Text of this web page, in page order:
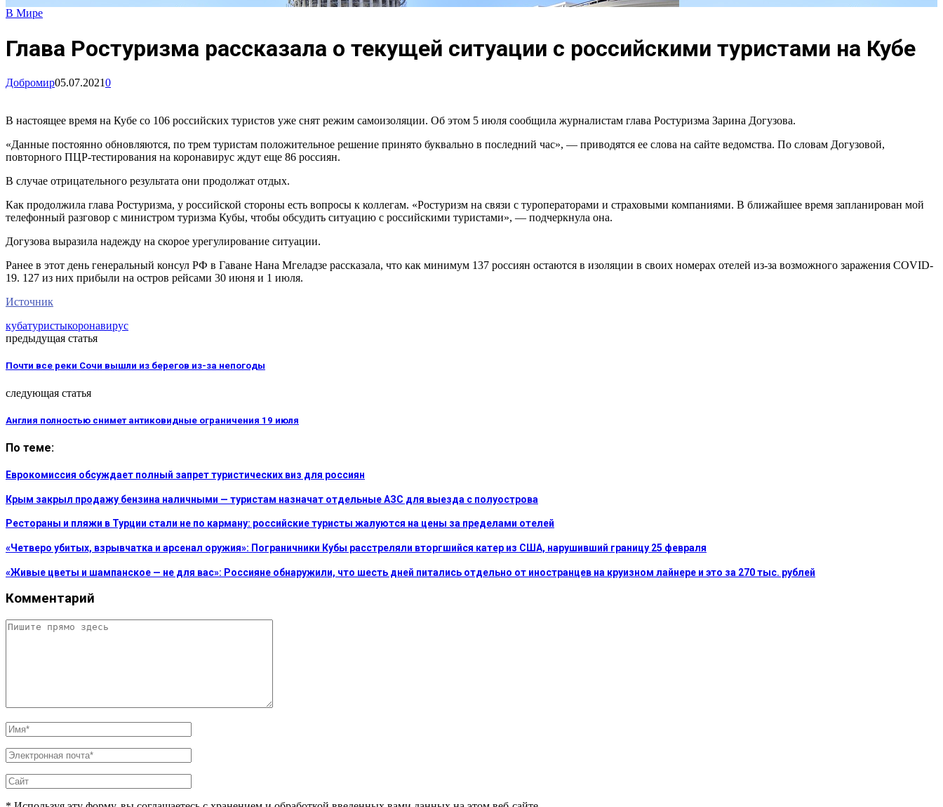
В Мире
Глава Ростуризма рассказала о текущей ситуации с российскими туристами на Кубе
Добромир05.07.20210
В настоящее время на Кубе со 106 российских туристов уже снят режим самоизоляции. Об этом 5 июля сообщила журналистам глава Ростуризма Зарина Догузова.
«Данные постоянно обновляются, по трем туристам положительное решение принято буквально в последний час», — приводятся ее слова на сайте ведомства. По словам Догузовой,
повторного ПЦР-тестирования на коронавирус ждут еще 86 россиян.
В случае отрицательного результата они продолжат отдых.
Как продолжила глава Ростуризма, у российской стороны есть вопросы к коллегам. «Ростуризм на связи с туроператорами и страховыми компаниями. В ближайшее время запланирован мой
телефонный разговор с министром туризма Кубы, чтобы обсудить ситуацию с российскими туристами», — подчеркнула она.
Догузова выразила надежду на скорое урегулирование ситуации.
Ранее в этот день генеральный консул РФ в Гаване Нана Мгеладзе рассказала, что как минимум 137 россиян остаются в изоляции в своих номерах отелей из-за возможного заражения COVID-
19. 127 из них прибыли на остров рейсами 30 июня и 1 июля.
Источник
кубатуристыкоронавирус
предыдущая статья
Почти все реки Сочи вышли из берегов из-за непогоды
следующая статья
Англия полностью снимет антиковидные ограничения 19 июля
По теме:
Еврокомиссия обсуждает полный запрет туристических виз для россиян
Крым закрыл продажу бензина наличными — туристам назначат отдельные АЗС для выезда с полуострова
Рестораны и пляжи в Турции стали не по карману: российские туристы жалуются на цены за пределами отелей
«Четверо убитых, взрывчатка и арсенал оружия»: Пограничники Кубы расстреляли вторгшийся катер из США, нарушивший границу 25 февраля
«Живые цветы и шампанское — не для вас»: Россияне обнаружили, что шесть дней питались отдельно от иностранцев на круизном лайнере и это за 270 тыс. рублей
Комментарий